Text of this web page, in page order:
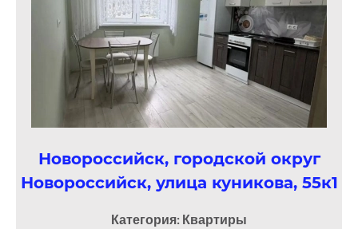
Новороссийск, городской округ
Новороссийск, улица куникова, 55к1
Категория: Квартиры